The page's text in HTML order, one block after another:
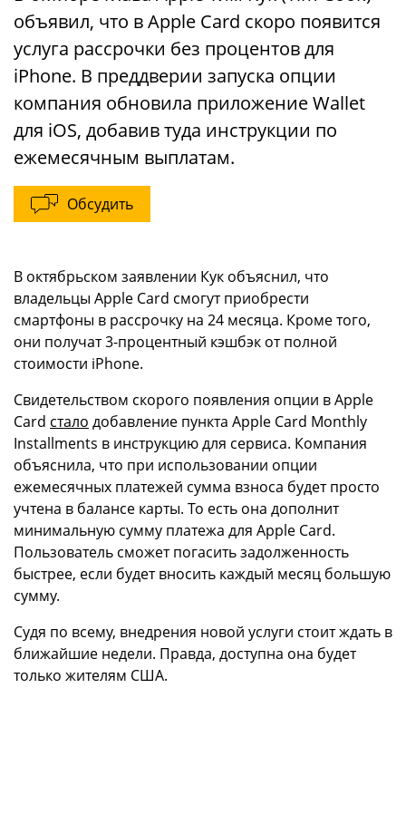
объявил, что в Apple Card скоро появится
услуга рассрочки без процентов для
iPhone. В преддверии запуска опции
компания обновила приложение Wallet
для iOS, добавив туда инструкции по
ежемесячным выплатам.
Обсудить
В октябрьском заявлении Кук объяснил, что
владельцы Apple Card смогут приобрести
смартфоны в рассрочку на 24 месяца. Кроме того,
они получат 3-процентный кэшбэк от полной
стоимости iPhone.
Свидетельством скорого появления опции в Apple
Card стало добавление пункта Apple Card Monthly
Installments в инструкцию для сервиса. Компания
объяснила, что при использовании опции
ежемесячных платежей сумма взноса будет просто
учтена в балансе карты. То есть она дополнит
минимальную сумму платежа для Apple Card.
Пользователь сможет погасить задолженность
быстрее, если будет вносить каждый месяц большую
сумму.
Судя по всему, внедрения новой услуги стоит ждать в
ближайшие недели. Правда, доступна она будет
только жителям США.